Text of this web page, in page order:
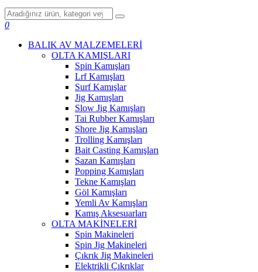
0
BALIK AV MALZEMELERİ
OLTA KAMIŞLARI
Spin Kamışları
Lrf Kamışları
Surf Kamışlar
Jig Kamışları
Slow Jig Kamışları
Tai Rubber Kamışları
Shore Jig Kamışları
Trolling Kamışları
Bait Casting Kamışları
Sazan Kamışları
Popping Kamışları
Tekne Kamışları
Göl Kamışları
Yemli Av Kamışları
Kamış Aksesuarları
OLTA MAKİNELERİ
Spin Makineleri
Spin Jig Makineleri
Çıkrık Jig Makineleri
Elektrikli Çıkrıklar